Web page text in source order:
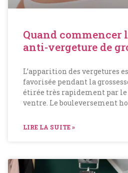
Quand commencer
anti-vergeture de
L’apparition des vergetures
favorisée pendant la
étirée très rapidement par
ventre. Le bouleversement
LIRE LA SUITE »